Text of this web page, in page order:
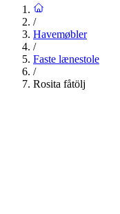
/
Havemøbler
/
Faste lænestole
/
Rosita fåtölj